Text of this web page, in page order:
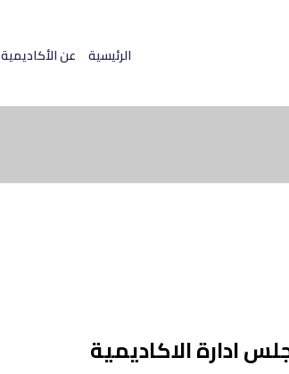
الرئيسية عن الأكاديمية
ادارة الاكاديمية